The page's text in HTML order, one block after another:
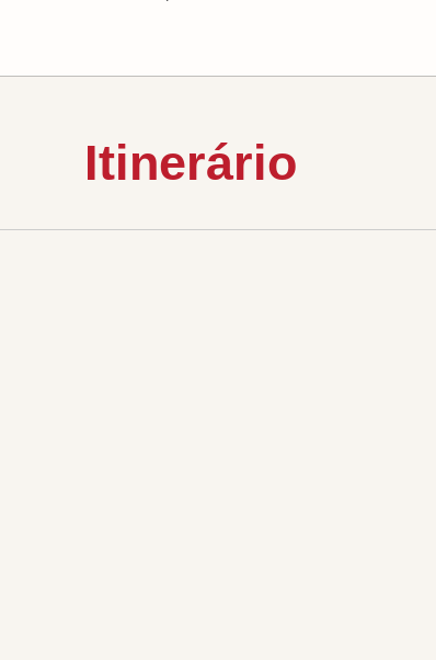
Itinerário